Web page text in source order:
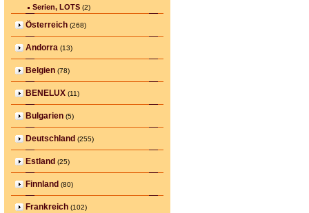
Serien, LOTS (2)
Österreich (268)
Andorra (13)
Belgien (78)
BENELUX (11)
Bulgarien (5)
Deutschland (255)
Estland (25)
Finnland (80)
Frankreich (102)